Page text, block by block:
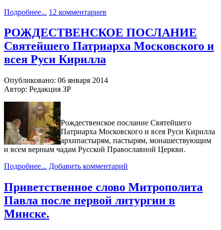
Подробнее... 12 комментариев
РОЖДЕСТВЕНСКОЕ ПОСЛАНИЕ
Святейшего Патриарха Московского и
всея Руси Кирилла
Опубликовано: 06 января 2014
Автор: Редакция ЗР
Рождественское послание Святейшего
Патриарха Московского и всея Руси Кирилла
архипастырям, пастырям, монашествующим
и всем верным чадам Русской Православной Церкви.
Подробнее... Добавить комментарий
Приветственное слово Митрополита
Павла после первой литургии в
Минске.